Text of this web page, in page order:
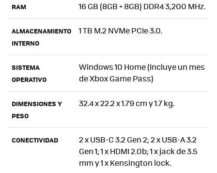
RAM 16 GB (8GB + 8GB) DDR4 3,200 MHz.
ALMACENAMIENTO
INTERNO
1 TB M.2 NVMe PCIe 3.0.
SISTEMA
OPERATIVO
Windows 10 Home (Incluye un mes
de Xbox Game Pass)
DIMENSIONES Y
PESO
32.4 x 22.2 x 1.79 cm y 1.7 kg.
CONECTIVIDAD
2 x USB-C 3.2 Gen 2; 2 x USB-A 3.2
Gen 1; 1 x HDMI 2.0b; 1 x jack de 3.5
mm y 1 x Kensington lock.